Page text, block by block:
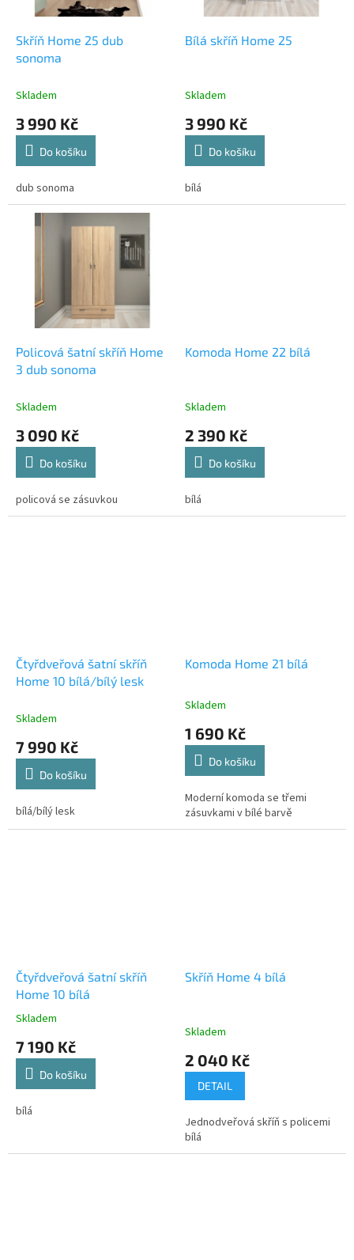
Skříň Home 25 dub
sonoma
Skladem
3 990 Kč
Do košíku
dub sonoma
Bílá skříň Home 25
Skladem
3 990 Kč
Do košíku
bílá
Policová šatní skříň Home
3 dub sonoma
Skladem
3 090 Kč
Do košíku
policová se zásuvkou
Komoda Home 22 bílá
Skladem
2 390 Kč
Do košíku
bílá
Čtyřdveřová šatní skříň
Home 10 bílá/bílý lesk
Skladem
7 990 Kč
Do košíku
bílá/bílý lesk
Komoda Home 21 bílá
Průměrné
produktu
4,0
5
hvězdiček.
Skladem
1 690 Kč
Do košíku
Moderní komoda se třemi
zásuvkami v bílé barvě
Čtyřdveřová šatní skříň
Home 10 bílá
Průměrné
produktu
4,5
5
Skladem
7 190 Kč
Do košíku
bílá
Skříň Home 4 bílá
Skladem
2 040 Kč
DETAIL
Jednodveřová skříň s policemi
bílá